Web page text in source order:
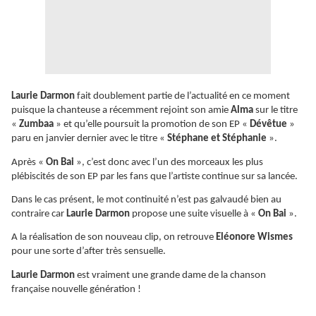
Laurie Darmon fait doublement partie de l’actualité en ce moment
puisque la chanteuse a récemment rejoint son amie Alma sur le titre
« Zumbaa » et qu’elle poursuit la promotion de son EP « Dévêtue »
paru en janvier dernier avec le titre « Stéphane et Stéphanie ».
Après « On Bai », c’est donc avec l’un des morceaux les plus
plébiscités de son EP par les fans que l’artiste continue sur sa lancée.
Dans le cas présent, le mot continuité n’est pas galvaudé bien au
contraire car Laurie Darmon propose une suite visuelle à « On Bai ».
A la réalisation de son nouveau clip, on retrouve Eléonore Wismes
pour une sorte d’after très sensuelle.
Laurie Darmon est vraiment une grande dame de la chanson
française nouvelle génération !